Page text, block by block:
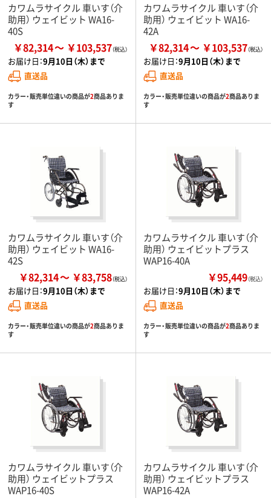
カワムラサイクル 車いす（介
助用） ウェイビット WA16-
40S
￥82,314 ￥103,537
お届け日：9月10日（木）まで
直送品
カラー・販売単位違いの商品が2商品ありま
す
カワムラサイクル 車いす（介
助用） ウェイビット WA16-
42A
￥82,314 ￥103,537
お届け日：9月10日（木）まで
直送品
カラー・販売単位違いの商品が2商品ありま
す
カワムラサイクル 車いす（介
助用） ウェイビット WA16-
42S
￥82,314 ￥83,758
お届け日：9月10日（木）まで
直送品
カラー・販売単位違いの商品が2商品ありま
す
カワムラサイクル 車いす（介
助用） ウェイビットプラス
WAP16-40A
￥95,449（税込）
お届け日：9月10日（木）まで
直送品
カラー・販売単位違いの商品が2商品ありま
す
カワムラサイクル 車いす（介
助用） ウェイビットプラス
WAP16-40S
カワムラサイクル 車いす（介
助用） ウェイビットプラス
WAP16-42A